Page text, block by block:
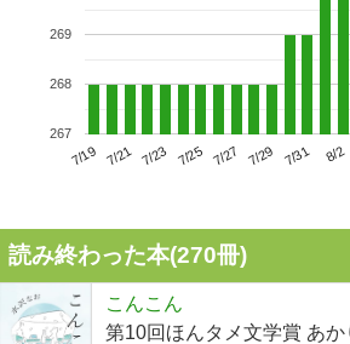
7/19 7/21 7/23 7/25 7/27 7/29 7/31 8/2
267
268
269
読み終わった本(270冊)
こんこん
第10回ほんタメ文学賞 あ